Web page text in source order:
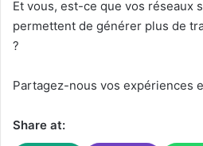
Et vous, est-ce que vos réseaux
permettent de générer plus de
?
Partagez-nous vos expériences
Share at: